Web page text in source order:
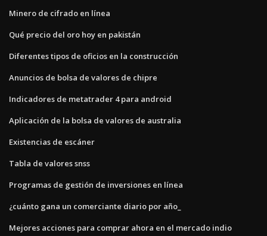
Minero de cifrado en línea
Qué precio del oro hoy en pakistán
Diferentes tipos de oficios en la construcción
Anuncios de bolsa de valores de chipre
Indicadores de metatrader 4 para android
Aplicación de la bolsa de valores de australia
Existencias de escáner
Tabla de valores snss
Programas de gestión de inversiones en línea
¿cuánto gana un comerciante diario por año_
Mejores acciones para comprar ahora en el mercado indio